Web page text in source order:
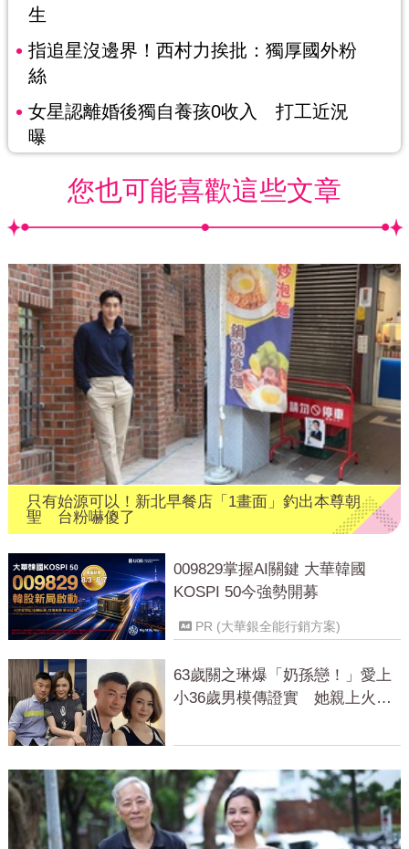
生
指追星沒邊界！西村力挨批：獨厚國外粉
絲
女星認離婚後獨自養孩0收入 打工近況
曝
您也可能喜歡這些文章
只有始源可以！新北早餐店「1畫面」釣出本尊朝
聖 台粉嚇傻了
009829掌握AI關鍵 大華韓國
KOSPI 50今強勢開募
PR (大華銀全能行銷方案)
63歲關之琳爆「奶孫戀！」愛上
小36歲男模傳證實 她親上火線